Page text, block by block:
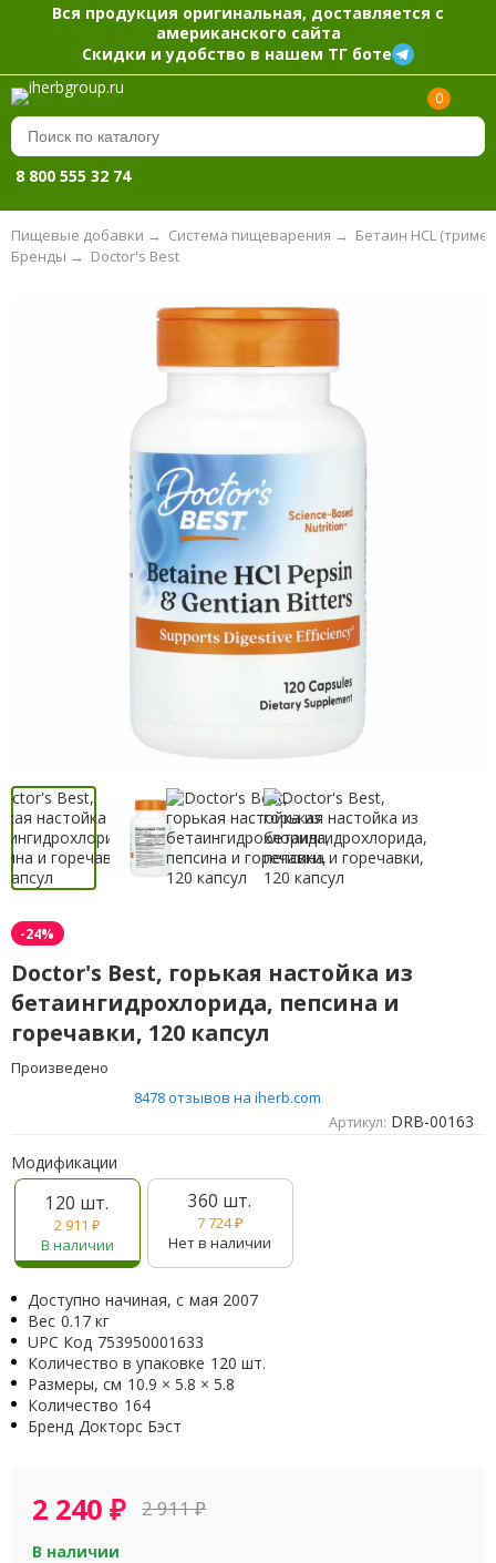
Вся продукция оригинальная, доставляется с
американского сайта
Скидки и удобство в нашем ТГ боте
0
8 800 555 32 74
Пищевые добавки → Система пищеварения → Бетаин HCL
Doctor's Best
Бренды →
-24%
Doctor's Best, горькая настойка из
бетаингидрохлорида, пепсина и
горечавки, 120 капсул
Произведено
8478 отзывов на iherb.com
Артикул: DRB-00163
Модификации
120 шт.
2 911 ₽
В наличии
360 шт.
7 724₽
Нет в наличии
Доступно начиная, с мая 2007
Вес 0.17 кг
UPC Код 753950001633
Количество в упаковке 120 шт.
Размеры, см 10.9 × 5.8 × 5.8
Количество 164
Бренд Докторс Бэст
2 240₽ 2 911₽
В наличии